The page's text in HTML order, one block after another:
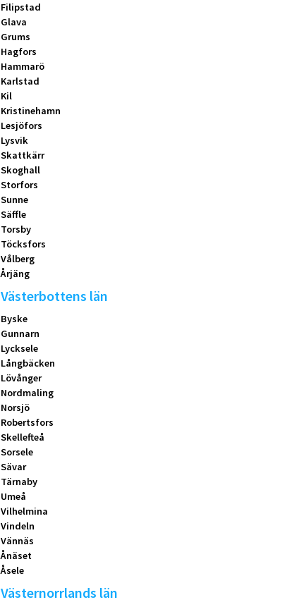
Filipstad
Glava
Grums
Hagfors
Hammarö
Karlstad
Kil
Kristinehamn
Lesjöfors
Lysvik
Skattkärr
Skoghall
Storfors
Sunne
Säffle
Torsby
Töcksfors
Vålberg
Årjäng
Västerbottens län
Byske
Gunnarn
Lycksele
Långbäcken
Lövånger
Nordmaling
Norsjö
Robertsfors
Skellefteå
Sorsele
Sävar
Tärnaby
Umeå
Vilhelmina
Vindeln
Vännäs
Ånäset
Åsele
Västernorrlands län